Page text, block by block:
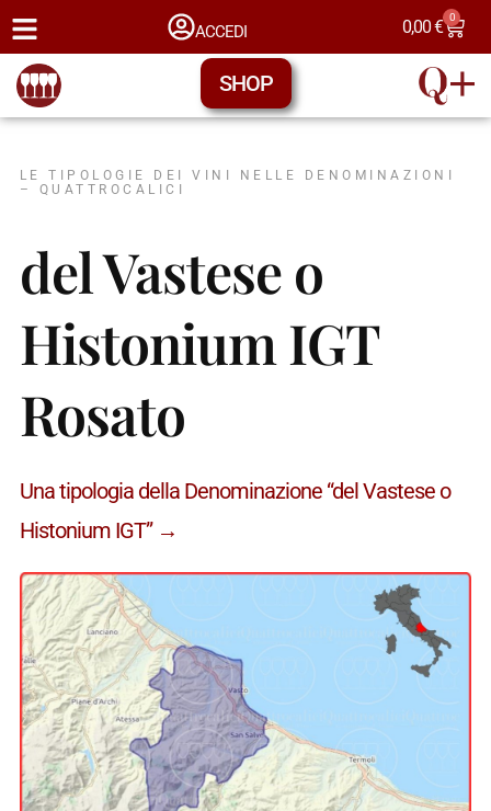
ACCEDI 0,00€ 0
SHOP
LE TIPOLOGIE DEI VINI NELLE DENOMINAZIONI
– QUATTROCALICI
del Vastese o
Histonium IGT
Rosato
Una tipologia della Denominazione “del Vastese o
Histonium IGT” →